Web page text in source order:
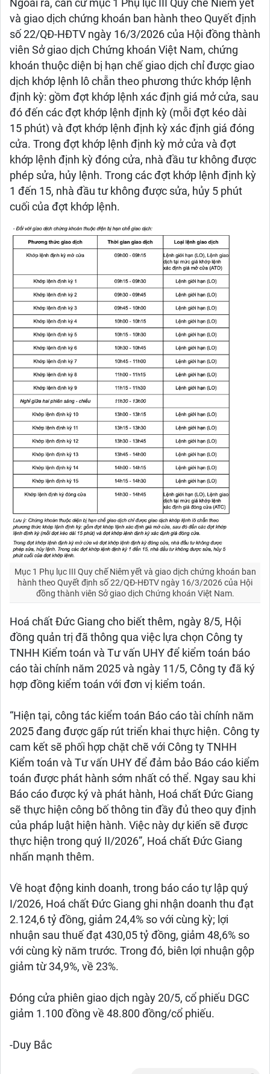
Ngoài ra, căn cứ mục 1 Phụ lục III Quy chế Niêm yết
và giao dịch chứng khoán ban hành theo Quyết định
số 22/QĐ-HĐTV ngày 16/3/2026 của Hội đồng thành
viên Sở giao dịch Chứng khoán Việt Nam, chứng
khoán thuộc diện bị hạn chế giao dịch chỉ được giao
dịch khớp lệnh lô chẵn theo phương thức khớp lệnh
định kỳ: gồm đợt khớp lệnh xác định giá mở cửa, sau
đó đến các đợt khớp lệnh định kỳ (mỗi đợt kéo dài
15 phút) và đợt khớp lệnh định kỳ xác định giá đóng
cửa. Trong đợt khớp lệnh định kỳ mở cửa và đợt
khớp lệnh định kỳ đóng cửa, nhà đầu tư không được
phép sửa, hủy lệnh. Trong các đợt khớp lệnh định kỳ
1 đến 15, nhà đầu tư không được sửa, hủy 5 phút
cuối của đợt khớp lệnh.
Mục 1 Phụ lục III Quy chế Niêm yết và giao dịch chứng khoán ban
hành theo Quyết định số 22/QĐ-HĐTV ngày 16/3/2026 của Hội
đồng thành viên Sở giao dịch Chứng khoán Việt Nam.
Hoá chất Đức Giang cho biết thêm, ngày 8/5, Hội
đồng quản trị đã thông qua việc lựa chọn Công ty
TNHH Kiểm toán và Tư vấn UHY để kiểm toán báo
cáo tài chính năm 2025 và ngày 11/5, Công ty đã ký
hợp đồng kiểm toán với đơn vị kiểm toán.
“Hiện tại, công tác kiểm toán Báo cáo tài chính năm
2025 đang được gấp rút triển khai thực hiện. Công ty
cam kết sẽ phối hợp chặt chẽ với Công ty TNHH
Kiểm toán và Tư vấn UHY để đảm bảo Báo cáo kiểm
toán được phát hành sớm nhất có thể. Ngay sau khi
Báo cáo được ký và phát hành, Hoá chất Đức Giang
sẽ thực hiện công bố thông tin đầy đủ theo quy định
của pháp luật hiện hành. Việc này dự kiến sẽ được
thực hiện trong quý II/2026”, Hoá chất Đức Giang
nhấn mạnh thêm.
Về hoạt động kinh doanh, trong báo cáo tự lập quý
I/2026, Hoá chất Đức Giang ghi nhận doanh thu đạt
2.124,6 tỷ đồng, giảm 24,4% so với cùng kỳ; lợi
nhuận sau thuế đạt 430,05 tỷ đồng, giảm 48,6% so
với cùng kỳ năm trước. Trong đó, biên lợi nhuận gộp
giảm từ 34,9%, về 23%.
Đóng cửa phiên giao dịch ngày 20/5, cổ phiếu DGC
giảm 1.100 đồng về 48.800 đồng/cổ phiếu.
-Duy Bắc